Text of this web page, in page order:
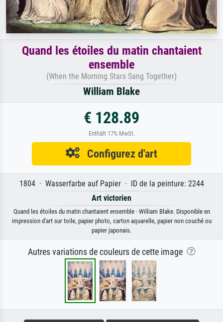
Quand les étoiles du matin chantaient
ensemble
(When the Morning Stars Sang Together)
William Blake
€ 128.89
Enthält 17% MwSt.
Configurez d'art
1804 · Wasserfarbe auf Papier · ID de la peinture: 2244
Art victorien
Quand les étoiles du matin chantaient ensemble · William Blake. Disponible en
impression d'art sur toile, papier photo, carton aquarelle, papier non couché ou
papier japonais.
Autres variations de couleurs de cette image